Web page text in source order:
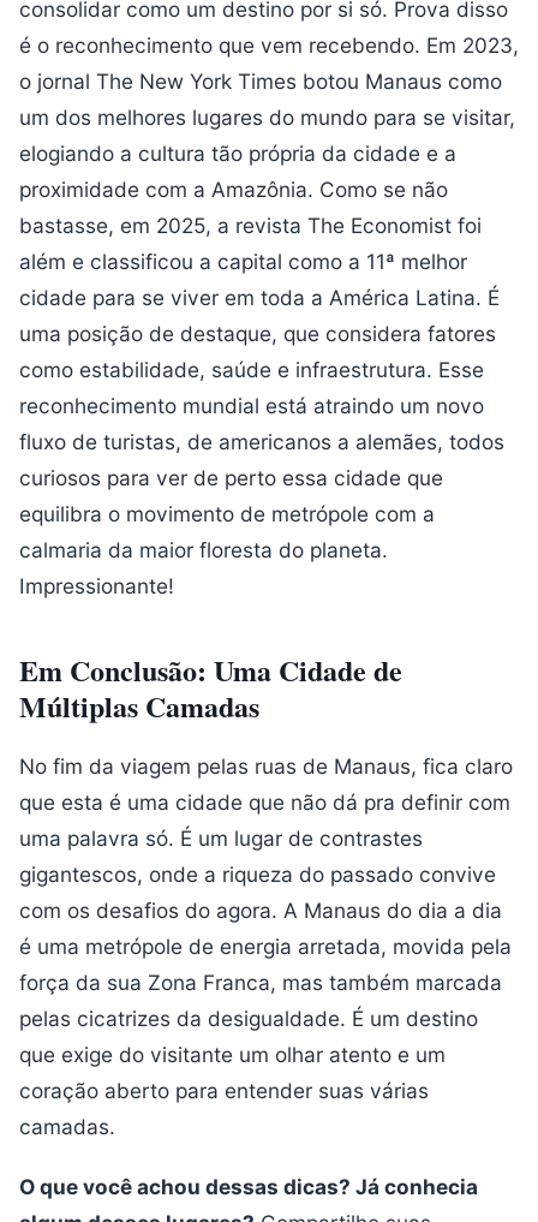
consolidar como um destino por si só. Prova disso
é o reconhecimento que vem recebendo. Em 2023,
o jornal The New York Times botou Manaus como
um dos melhores lugares do mundo para se visitar,
elogiando a cultura tão própria da cidade e a
proximidade com a Amazônia. Como se não
bastasse, em 2025, a revista The Economist foi
além e classificou a capital como a 11ª melhor
cidade para se viver em toda a América Latina. É
uma posição de destaque, que considera fatores
como estabilidade, saúde e infraestrutura. Esse
reconhecimento mundial está atraindo um novo
fluxo de turistas, de americanos a alemães, todos
curiosos para ver de perto essa cidade que
equilibra o movimento de metrópole com a
calmaria da maior floresta do planeta.
Impressionante!
Em Conclusão: Uma Cidade de
Múltiplas Camadas
No fim da viagem pelas ruas de Manaus, fica claro
que esta é uma cidade que não dá pra definir com
uma palavra só. É um lugar de contrastes
gigantescos, onde a riqueza do passado convive
com os desafios do agora. A Manaus do dia a dia
é uma metrópole de energia arretada, movida pela
força da sua Zona Franca, mas também marcada
pelas cicatrizes da desigualdade. É um destino
que exige do visitante um olhar atento e um
coração aberto para entender suas várias
camadas.
O que você achou dessas dicas? Já conhecia